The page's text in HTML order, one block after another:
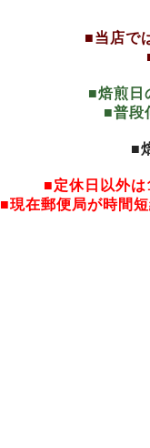
■当店で
■焙煎日
■普段
■
■定休日以外は
■現在郵便局が時間